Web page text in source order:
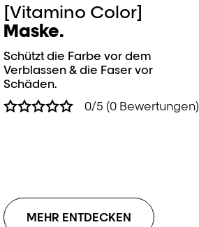
[Vitamino Color]
Maske.
Schützt die Farbe vor dem
Verblassen & die Faser vor
Schäden.
0/5 (0 Bewertungen)
MEHR ENTDECKEN